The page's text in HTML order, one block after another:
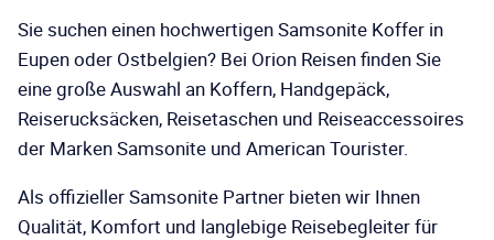
Sie suchen einen hochwertigen Samsonite Koffer in
Eupen oder Ostbelgien? Bei Orion Reisen finden Sie
eine große Auswahl an Koffern, Handgepäck,
Reiserucksäcken, Reisetaschen und Reiseaccessoires
der Marken Samsonite und American Tourister.
Als offizieller Samsonite Partner bieten wir Ihnen
Qualität, Komfort und langlebige Reisebegleiter für